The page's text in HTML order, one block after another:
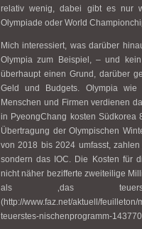
relativ wenig, dabei gibt es nur
Olympiade oder World
Mich interessiert, was darüber
Olympia zum Beispiel, – und
überhaupt einen Grund, darüber
Geld und Budgets. Olympia wie
Menschen und Firmen verdienen
in PyeongChang kosten Südkorea
Übertragung der Olympischen
von 2018 bis 2024 umfasst,
sondern das IOC. Die Kosten für
nicht näher bezifferte zweiteilige
als ‚das teuerste
(http://www.faz.net/aktuell/
teuerstes-nischenprogramm-